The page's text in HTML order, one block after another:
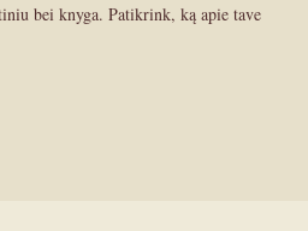
bei knyga. Patikrink, ką apie tave